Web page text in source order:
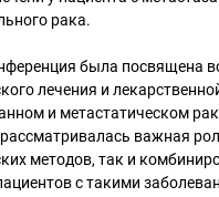
рака.
была посвящена
лечения и
и метастатическом
важная
методов, так и
с такими